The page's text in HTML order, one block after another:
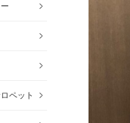
ペット